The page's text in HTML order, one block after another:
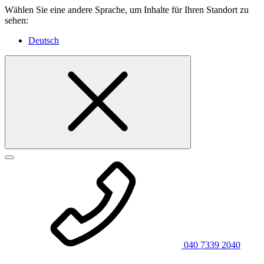
Wählen Sie eine andere Sprache, um Inhalte für Ihren Standort zu
sehen:
Deutsch
040 7339 2040